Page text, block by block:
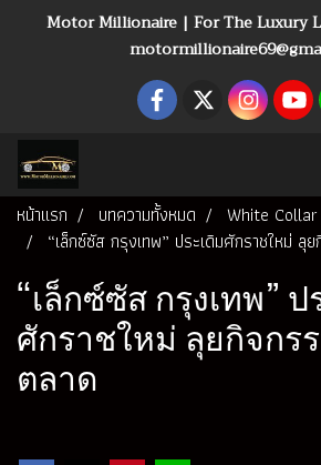
Motor Millionaire | For The Luxury
หน้าแรก บทความทั้งหมด
White Collar
“เล็กซ์ซัส กรุงเทพ” ประเดิมศักราชใหม่ ลุ
“เล็กซ์ซัส กรุงเทพ” ป
ศักราชใหม่ ลุยกิจกร
ตลาด